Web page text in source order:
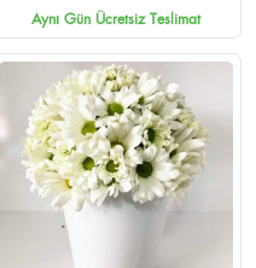
Aynı Gün Ücretsiz Teslimat